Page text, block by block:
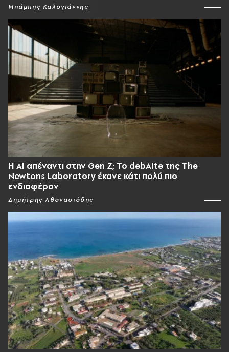
Μπάμπης Καλογιάννης
Η AI απέναντι στην Gen Z; Το debAIte της The
Newtons Laboratory έκανε κάτι πολύ πιο
ενδιαφέρον
Δημήτρης Αθανασιάδης